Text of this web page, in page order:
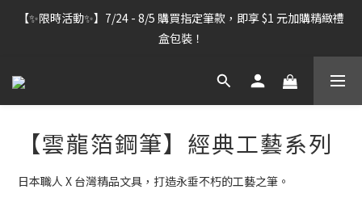
【雷雕訂單出貨暫停】7/30–8/7 進行機器維護，期間「含雷雕之
訂單」將暫停出貨，敬請見諒。
【✨限時活動✨】7/24 - 8/5 購買指定筆款，即享 $1 元加購精緻禮
盒包裝！
【雷雕訂單出貨暫停】7/30–8/7 進行機器維護，期間「含雷雕之
【雲龍箔鋼筆】經典工藝系列
日本職人 X 台灣精品文具，打造永垂不朽的工藝之筆。